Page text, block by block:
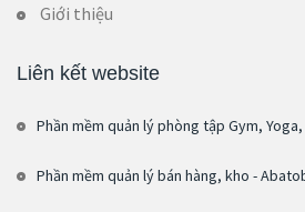
Giới thiệu
Liên kết website
Phần mềm quản lý phòng tập Gym,
Phần mềm quản lý bán hàng, kho -